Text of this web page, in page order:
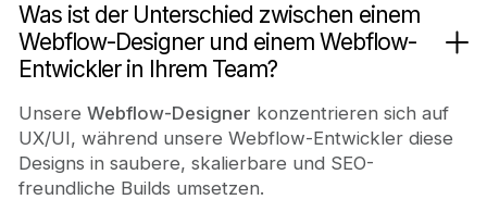
Was ist der Unterschied zwischen einem
Webflow-Designer und einem Webflow-
Entwickler in Ihrem Team?
Unsere Webflow-Designer konzentrieren sich auf
UX/UI, während unsere Webflow-Entwickler diese
Designs in saubere, skalierbare und SEO-
freundliche Builds umsetzen.